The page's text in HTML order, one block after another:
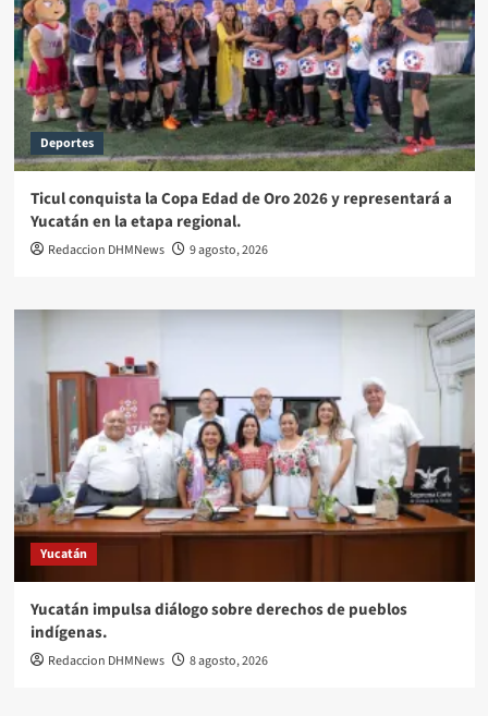
Deportes
Ticul conquista la Copa Edad de Oro 2026 y representará a
Yucatán en la etapa regional.
Redaccion DHMNews 9 agosto, 2026
Yucatán
Yucatán impulsa diálogo sobre derechos de pueblos
indígenas.
Redaccion DHMNews 8 agosto, 2026